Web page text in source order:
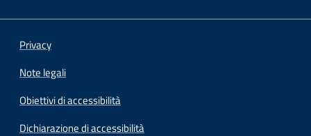
Privacy
Note legali
Obiettivi di accessibilità
Dichiarazione di accessibilità